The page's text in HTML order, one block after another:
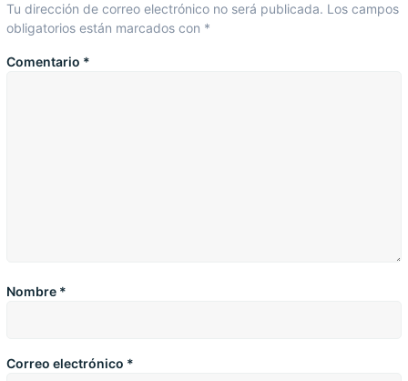
Tu dirección de correo electrónico no será publicada. Los campos
obligatorios están marcados con *
Comentario *
Nombre *
Correo electrónico *